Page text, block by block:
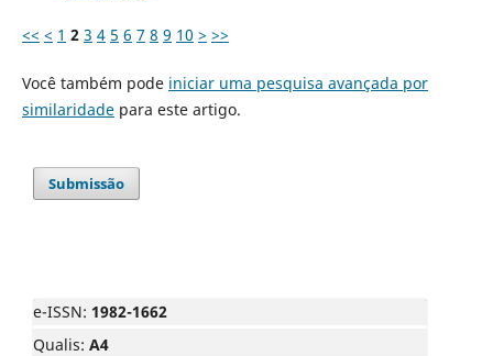
<< < 1 2 3 4 5 6 7 8 9 10 > >>
Você também pode iniciar uma pesquisa avançada por
similaridadepara este artigo.
Submissão
e-ISSN: 1982-1662
Qualis: A4